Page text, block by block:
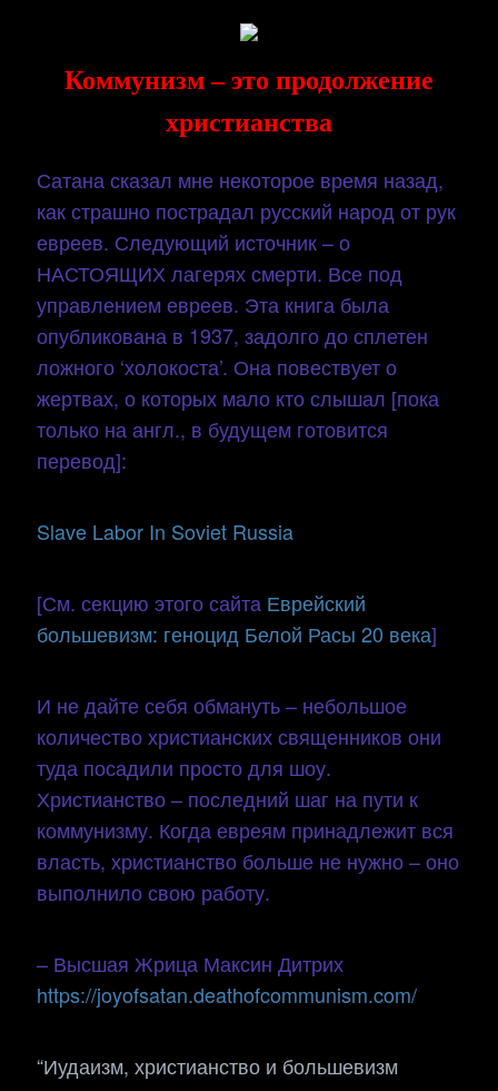
Коммунизм – это продолжение
христианства
Сатана сказал мне некоторое время назад,
как страшно пострадал русский народ от рук
евреев. Следующий источник – о
НАСТОЯЩИХ лагерях смерти. Все под
управлением евреев. Эта книга была
опубликована в 1937, задолго до сплетен
ложного ‘холокоста’. Она повествует о
жертвах, о которых мало кто слышал [пока
только на англ., в будущем готовится
перевод]:
Slave Labor In Soviet Russia
[См. секцию этого сайта Еврейский
большевизм: геноцид Белой Расы 20 века]
И не дайте себя обмануть – небольшое
количество христианских священников они
туда посадили просто для шоу.
Христианство – последний шаг на пути к
коммунизму. Когда евреям принадлежит вся
власть, христианство больше не нужно – оно
выполнило свою работу.
– Высшая Жрица Максин Дитрих
https://joyofsatan.deathofcommunism.com/
“Иудаизм, христианство и большевизм